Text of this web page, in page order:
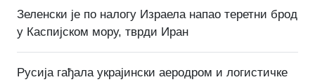
Зеленски је по налогу Израела напао теретни брод
у Каспијском мору, тврди Иран
Русија гађала украјински аеродром и логистичке